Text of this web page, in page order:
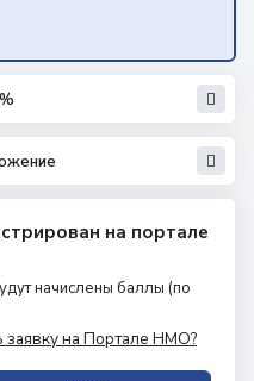
на портале
начислены баллы (по
заявку на Портале НМО?